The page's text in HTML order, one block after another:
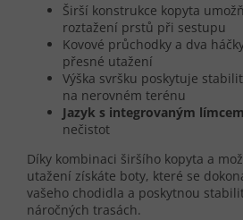
Širší konstrukce kopyta
roztažení prstů při sestupu
Kovové průchodky a dva
přesné utažení
Výška svršku poskytuje
na nerovném terénu
Jazyk s integrovaným límcem
nečistot
Díky kombinaci širšího kopyta a
utažení získáte boty, které se
vašeho chodidla a poskytnou
náročných trasách.